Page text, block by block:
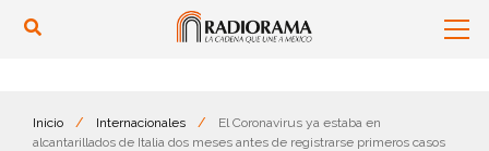
Inicio / Internacionales /
El Coronavirus ya estaba en
alcantarillados de Italia dos meses antes de registrarse primeros casos